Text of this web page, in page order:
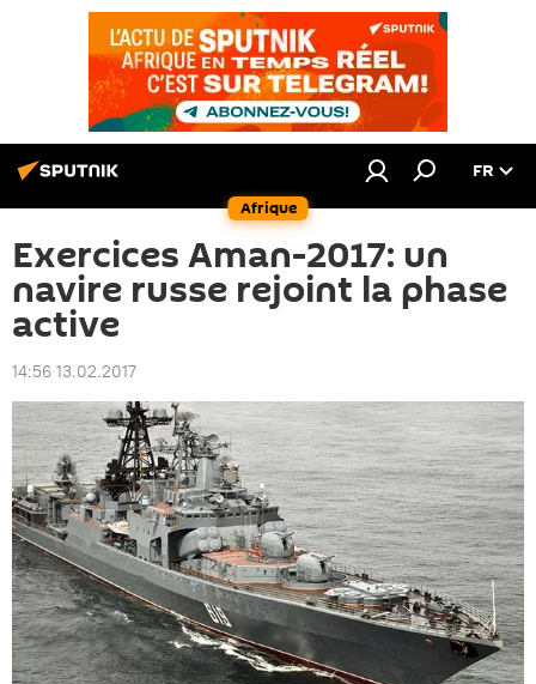
Afrique
FR
Exercices Aman-2017: un
navire russe rejoint la phase
active
14:56 13.02.2017